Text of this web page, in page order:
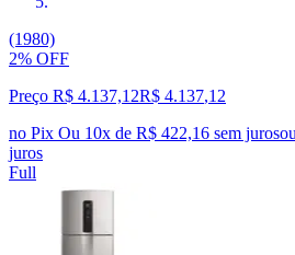
(1980)
2% OFF
Preço R$ 4.137,12R$ 4.137,12
no Pix Ou 10x de R$ 422,16 sem jurosou
juros
Full